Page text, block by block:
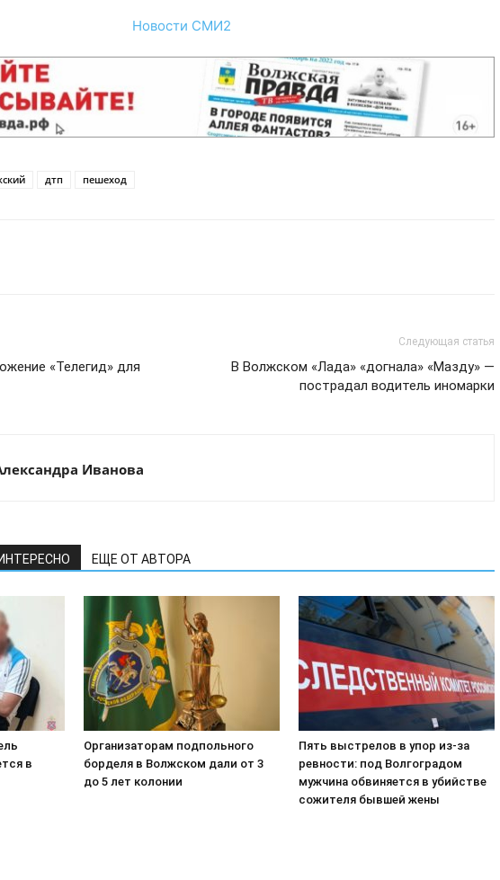
Новости СМИ2
дтп пешеход
«Телегид» для
Следующая статья
В Волжском «Лада» «догнала» «Мазду» —
пострадал водитель иномарки
Иванова
ЕЩЕ ОТ АВТОРА
в
Организаторам подпольного
борделя в Волжском дали от 3
до 5 лет колонии
Пять выстрелов в упор из-за
ревности: под Волгоградом
мужчина обвиняется в убийстве
сожителя бывшей жены